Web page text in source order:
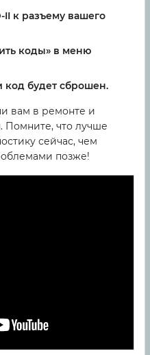
к разъему вашего
коды» в меню
код будет сброшен.
вам в ремонте и
Помните, что лучше
сейчас, чем
позже!